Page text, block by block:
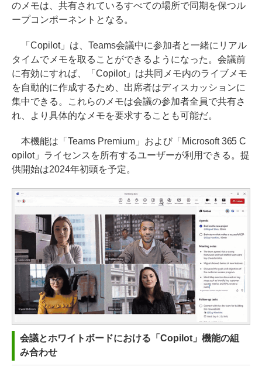
のメモは、共有されているすべての場所で同期を保つル
ープコンポーネントとなる。
「Copilot」は、Teams会議中に参加者と一緒にリアル
タイムでメモを取ることができるようになった。会議前
に有効にすれば、「Copilot」は共同メモ内のライブメモ
を自動的に作成するため、出席者はディスカッションに
集中できる。これらのメモは会議の参加者全員で共有さ
れ、より具体的なメモを要求することも可能だ。
本機能は「Teams Premium」および「Microsoft 365 C
opilot」ライセンスを所有するユーザーが利用できる。提
供開始は2024年初頭を予定。
会議とホワイトボードにおける「Copilot」機能の組
み合わせ